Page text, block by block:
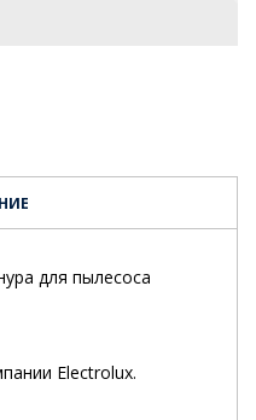
для пылесоса
Electrolux.